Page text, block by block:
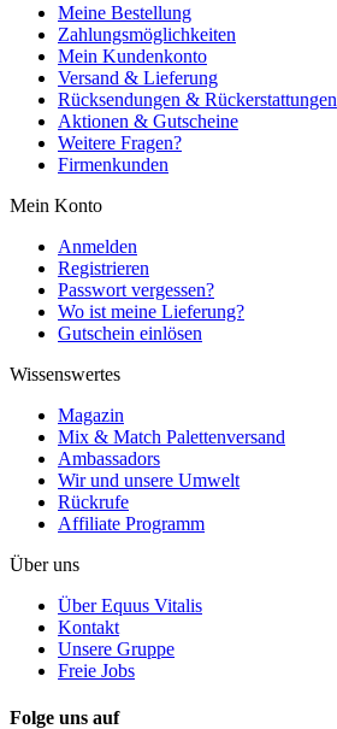
Meine Bestellung
Zahlungsmöglichkeiten
Mein Kundenkonto
Versand & Lieferung
Rücksendungen & Rückerstattungen
Aktionen & Gutscheine
Weitere Fragen?
Firmenkunden
Mein Konto
Anmelden
Registrieren
Passwort vergessen?
Wo ist meine Lieferung?
Gutschein einlösen
Wissenswertes
Magazin
Mix & Match Palettenversand
Ambassadors
Wir und unsere Umwelt
Rückrufe
Affiliate Programm
Über uns
Über Equus Vitalis
Kontakt
Unsere Gruppe
Freie Jobs
Folge uns auf